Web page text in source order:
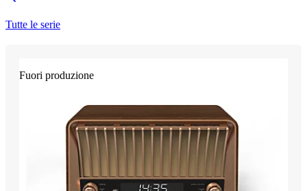
Tutte le serie
Fuori produzione